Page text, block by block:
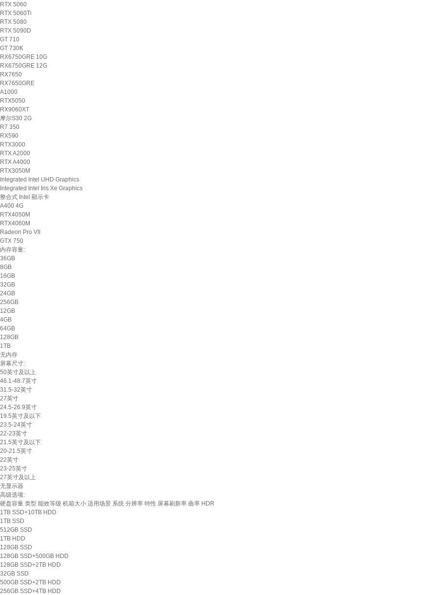
RTX 5060
RTX 5060Ti
RTX 5080
RTX 5090D
GT 710
GT 730K
RX6750GRE 10G
RX6750GRE 12G
RX7650
RX7650GRE
A1000
RTX5050
RX9060XT
摩尔S30 2G
R7 350
RX590
RTX3000
RTX A2000
RTX A4000
RTX3050M
Integrated Intel UHD Graphics
Integrated Intel Iris Xe Graphics
整合式 Intel 顯示卡
A400 4G
RTX4050M
RTX4060M
Radeon Pro VII
GTX 750
内存容量:
36GB
8GB
16GB
32GB
24GB
256GB
12GB
4GB
64GB
128GB
1TB
无内存
屏幕尺寸:
50英寸及以上
46.1-48.7英寸
31.5-32英寸
27英寸
24.5-26.9英寸
19.5英寸及以下
23.5-24英寸
22-23英寸
21.5英寸及以下
20-21.5英寸
22英寸
23-25英寸
27英寸及以上
无显示器
高级选项:
硬盘容量 类型 能效等级 机箱大小 适用场景 系统 分辨率 特性 屏幕刷新率 曲率 HDR
1TB SSD+10TB HDD
1TB SSD
512GB SSD
1TB HDD
128GB SSD
128GB SSD+500GB HDD
128GB SSD+2TB HDD
32GB SSD
500GB SSD+2TB HDD
256GB SSD+4TB HDD